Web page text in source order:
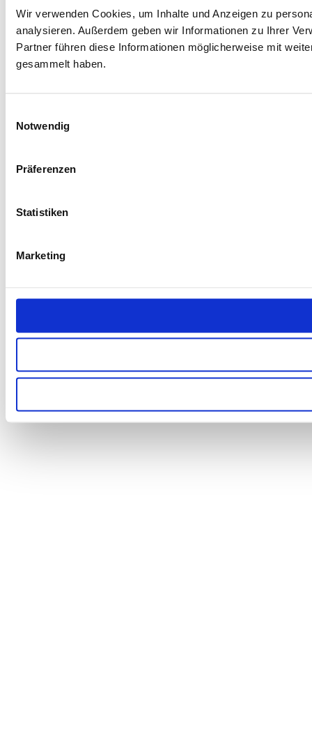
Wir verwenden Cookies, um Inhalte und Anzeigen zu
analysieren. Außerdem geben wir Informationen zu Ihrer
Partner führen diese Informationen möglicherweise mit
gesammelt haben.
Notwendig
Präferenzen
Statistiken
Marketing